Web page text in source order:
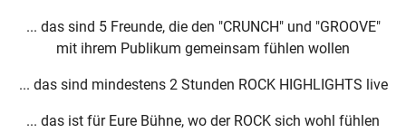
... das sind 5 Freunde, die den "CRUNCH" und "GROOVE"
mit ihrem Publikum gemeinsam fühlen wollen
... das sind mindestens 2 Stunden ROCK HIGHLIGHTS live
... das ist für Eure Bühne, wo der ROCK sich wohl fühlen